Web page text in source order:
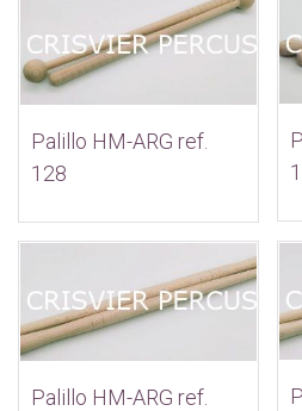
Palillo HM-ARG ref.
128
Palillo HM-ARG ref.